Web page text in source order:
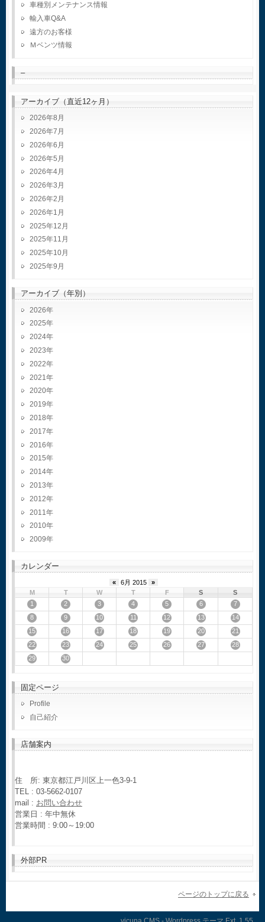
車種別メンテナンス情報
輸入車Q&A
遠方のお客様
Ｍベンツ情報
–
アーカイブ（直近12ヶ月）
2026年8月
2026年7月
2026年6月
2026年5月
2026年4月
2026年3月
2026年2月
2026年1月
2025年12月
2025年11月
2025年10月
2025年9月
アーカイブ（年別）
2026
2025
2024
2023
2022
2021
2020
2019
2018
2017
2016
2015
2014
2013
2012
2011
2010
2009
カレンダー
« 6月 2015
»
M
T W T F S
S
1
2 3 4 5 6
7
8
9 10 11 12 13
14
15
16 17 18 19 20
21
22
23 24 25 26 27
28
29
30
固定ページ
Profile
自己紹介
店舗案内
住 所: 東京都江戸川区上一色3-9-1
TEL : 03-5662-0107
mail : お問い合わせ
営業日 : 年中無休
営業時間 : 9:00～19:00
外部PR
ページのトップに戻る